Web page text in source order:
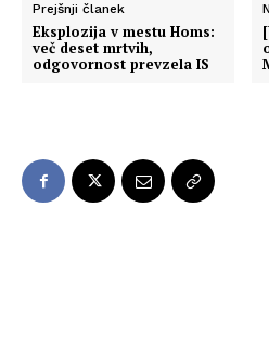
Prejšnji članek
Eksplozija v mestu Homs:
več deset mrtvih,
odgovornost prevzela IS